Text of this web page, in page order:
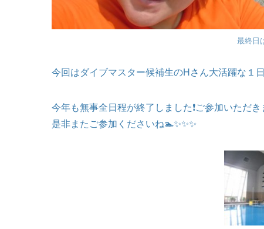
最終日
今回はダイブマスター候補生のHさん大活躍な１
今年も無事全日程が終了しました❗ご参加いただ
是非またご参加くださいね🏊✨✨✨